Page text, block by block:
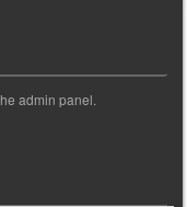
admin panel.